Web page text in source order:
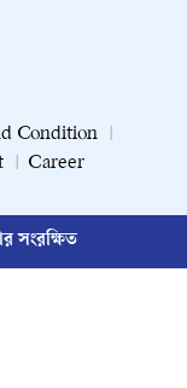
Condition
Career
সংরক্ষিত